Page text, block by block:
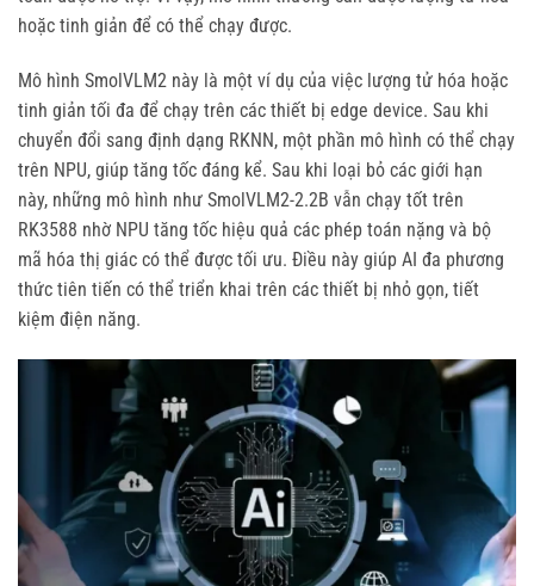
hoặc tinh giản để có thể chạy được.
Mô hình SmolVLM2 này là một ví dụ của việc lượng tử hóa hoặc
tinh giản tối đa để chạy trên các thiết bị edge device. Sau khi
chuyển đổi sang định dạng RKNN, một phần mô hình có thể chạy
trên NPU, giúp tăng tốc đáng kể. Sau khi loại bỏ các giới hạn
này, những mô hình như SmolVLM2-2.2B vẫn chạy tốt trên
RK3588 nhờ NPU tăng tốc hiệu quả các phép toán nặng và bộ
mã hóa thị giác có thể được tối ưu. Điều này giúp AI đa phương
thức tiên tiến có thể triển khai trên các thiết bị nhỏ gọn, tiết
kiệm điện năng.